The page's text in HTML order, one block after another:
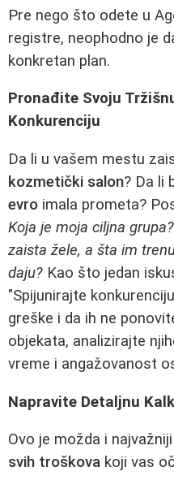
Pre nego što odete u
registre, neophodno je
konkretan plan.
Pronađite Svoju
Konkurenciju
Da li u vašem mestu
kozmetički salon? Da li
evro imala prometa?
Koja je moja ciljna
zaista žele, a šta im
daju? Kao što jedan
"Spijunirajte
greške i da ih ne
objekata, analizirajte
vreme i angažovanost
Napravite Detaljnu
Ovo je možda i
svih troškova koji vas